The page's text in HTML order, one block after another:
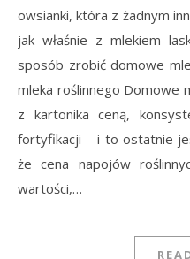
owsianki, która z żadnym
jak właśnie z mlekiem
sposób zrobić domowe
mleka roślinnego Domowe
z kartonika ceną,
fortyfikacji – i to ostatnie
że cena napojów
wartości,…